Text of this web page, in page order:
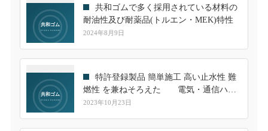
共和ゴムで多く採用されている材料の
耐油性及び耐薬品(トルエン・MEK)特性
2024年8月9日
特許登録製品 簡単施工 高い止水性 難
燃性 を兼ねそろえた 電気・通信ハン
ドホール用継手のご紹介
2023年10月23日